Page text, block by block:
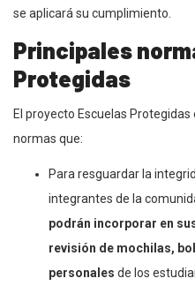
se aplicará su cumplimiento.
Principales
Protegidas
El proyecto Escuelas
normas que:
Para resguardar la
integrantes de la
podrán incorporar en
revisión de mochilas,
personales de los